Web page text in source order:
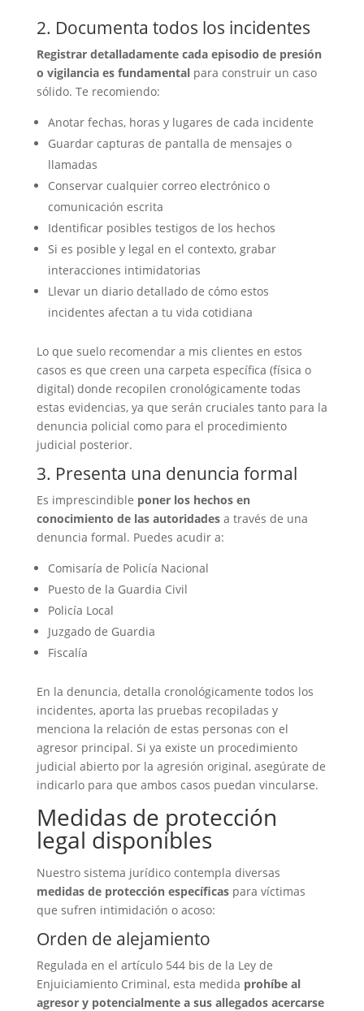
2. Documenta todos los incidentes
Registrar detalladamente cada episodio de presión
o vigilancia es fundamentalpara construir un caso
sólido. Te recomiendo:
Anotar fechas, horas y lugares de cada incidente
Guardar capturas de pantalla de mensajes o
llamadas
Conservar cualquier correo electrónico o
comunicación escrita
Identificar posibles testigos de los hechos
Si es posible y legal en el contexto, grabar
interacciones intimidatorias
Llevar un diario detallado de cómo estos
incidentes afectan a tu vida cotidiana
Lo que suelo recomendar a mis clientes en estos
casos es que creen una carpeta específica (física o
digital) donde recopilen cronológicamente todas
estas evidencias, ya que serán cruciales tanto para la
denuncia policial como para el procedimiento
judicial posterior.
3. Presenta una denuncia formal
Es imprescindible poner los hechos en
conocimiento de las autoridadesa través de una
denuncia formal. Puedes acudir a:
Comisaría de Policía Nacional
Puesto de la Guardia Civil
Policía Local
Juzgado de Guardia
Fiscalía
En la denuncia, detalla cronológicamente todos los
incidentes, aporta las pruebas recopiladas y
menciona la relación de estas personas con el
agresor principal. Si ya existe un procedimiento
judicial abierto por la agresión original, asegúrate de
indicarlo para que ambos casos puedan vincularse.
Medidas de protección
legal disponibles
Nuestro sistema jurídico contempla diversas
medidas de protección específicaspara víctimas
que sufren intimidación o acoso:
Orden de alejamiento
Regulada en el artículo 544 bis de la Ley de
Enjuiciamiento Criminal, esta medida prohíbe al
agresor y potencialmente a sus allegados acercarse